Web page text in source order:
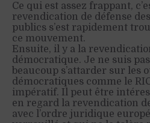
Ce qui est assez frappant,
revendication de défense
publics s’est rapidement
ce mouvement.
Ensuite, il y a la
démocratique. Je ne suis
beaucoup s’attarder sur les
démocratiques comme le
impératif. Il peut être
en regard la revendication
avec l’ordre juridique